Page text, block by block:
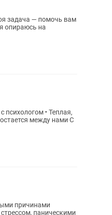
задача — помочь вам
опираюсь на
между нами С